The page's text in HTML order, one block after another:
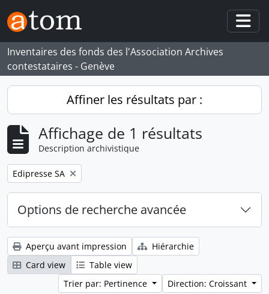
Skip to main content
Inventaires des fonds des l'Association Archives
contestataires - Genève
Affiner les résultats par :
Affichage de 1 résultats
Description archivistique
Remove filter:
Edipresse SA
Options de recherche avancée
Aperçu avant impression
Hiérarchie
Card view
Table view
Trier par: Pertinence
Direction: Croissant